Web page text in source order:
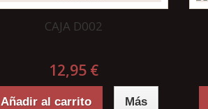
CAJA D002
12,95 €
Añadir al carrito Más